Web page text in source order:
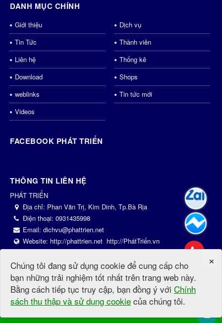
DANH MỤC CHÍNH
Giới thiệu
Dịch vụ
Tin Tức
Thành viên
Liên hệ
Thống kê
Download
Shops
weblinks
Tin tức mới
Videos
FACEBOOK PHÁT TRIỂN
THÔNG TIN LIÊN HỆ
PHÁT TRIỂN
Địa chỉ: Phan Văn Trị, Kim Dinh, Tp.Bà Rịa
Điện thoại: 0931435998
Email: dichvu@phattrien.net
Website: http://phattrien.net http://PhátTriển.vn
© Bản quyền thuộc vềPhatTrien.net.Mã nguồnNukeViet CMS
kế bởi PhátTriển.vn .|Điều khoản sử dụng
×
Chúng tôi đang sử dụng cookie để cung cấp cho
bạn những trải nghiệm tốt nhất trên trang web này.
Bằng cách tiếp tục truy cập, bạn đồng ý với Chính
sách thu thập và sử dụng cookie của chúng tôi.